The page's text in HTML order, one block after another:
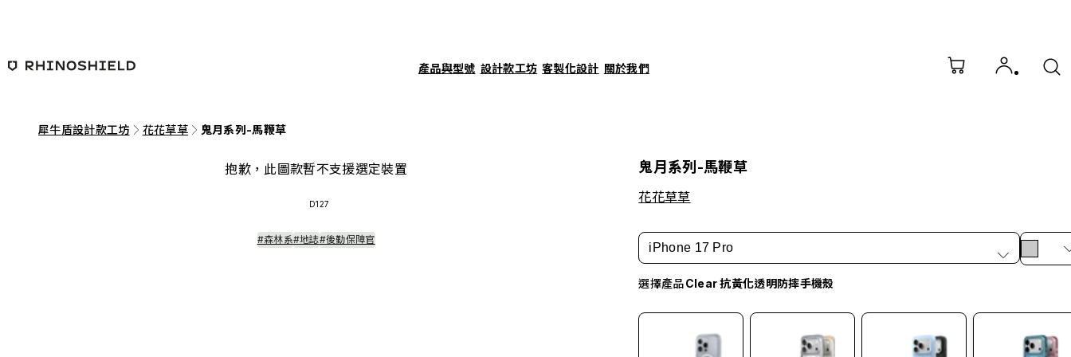
產品與型號 設計款工坊 客製化設計 關於我們
犀牛盾設計款工坊 花花草草 鬼月系列-馬鞭草
抱歉，此圖款暫不支援選定裝置
D127
#森林系#地誌#後勤保障官
鬼月系列-馬鞭草
花花草草
iPhone 17 Pro
選擇產品Clear 抗黃化透明防摔手機殼